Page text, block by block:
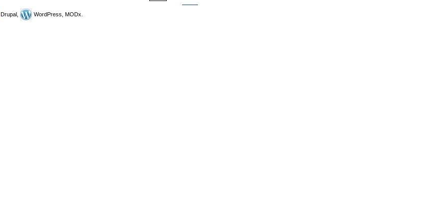
Drupal, WordPress, MODx.